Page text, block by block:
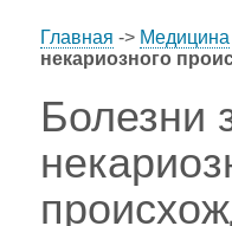
Главная -> Медицина
некариозного
Болезни